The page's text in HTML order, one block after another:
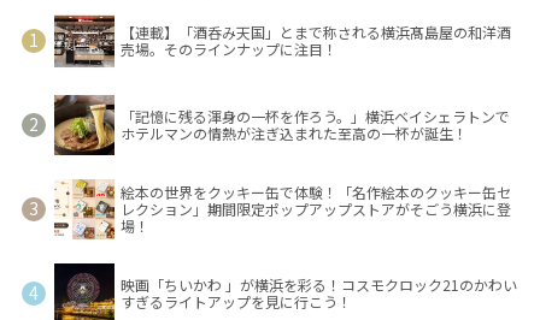
【連載】「酒呑み天国」とまで称される横浜髙島屋の和洋酒
売場。そのラインナップに注目！
「記憶に残る渾身の一杯を作ろう。」横浜ベイシェラトンで
ホテルマンの情熱が注ぎ込まれた至高の一杯が誕生！
絵本の世界をクッキー缶で体験！「名作絵本のクッキー缶セ
レクション」期間限定ポップアップストアがそごう横浜に登
場！
映画「ちいかわ 」が横浜を彩る！コスモクロック21のかわい
すぎるライトアップを見に行こう！